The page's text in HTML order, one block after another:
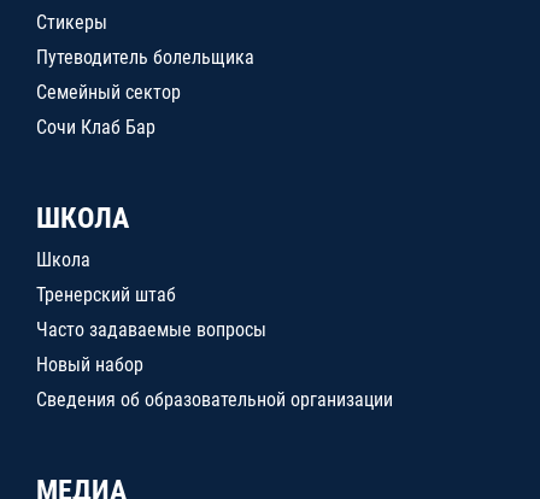
Стикеры
Путеводитель болельщика
Семейный сектор
Сочи Клаб Бар
ШКОЛА
Школа
Тренерский штаб
Часто задаваемые вопросы
Новый набор
Сведения об образовательной организации
МЕДИА